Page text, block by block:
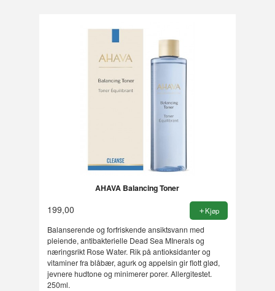
AHAVA Balancing Toner
199,00 Kjøp
Balanserende og forfriskende ansiktsvann med
pleiende, antibakterielle Dead Sea MInerals og
næringsrikt Rose Water. Rik på antioksidanter og
vitaminer fra blåbær, agurk og appelsin gir flott glød,
jevnere hudtone og minimerer porer. Allergitestet.
250ml.